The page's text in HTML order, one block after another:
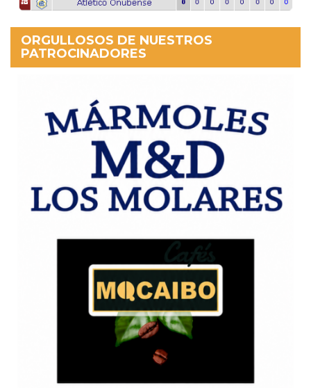
ORGULLOSOS DE NUESTROS
PATROCINADORES